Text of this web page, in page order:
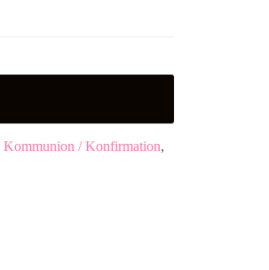
Kommunion / Konfirmation,